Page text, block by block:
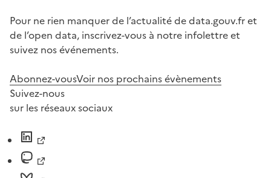
Pour ne rien manquer de l’actualité de data.gouv.fr et
de l’open data, inscrivez-vous à notre infolettre et
suivez nos événements.
Abonnez-vousVoir nos prochains évènements
Suivez-nous
sur les réseaux sociaux